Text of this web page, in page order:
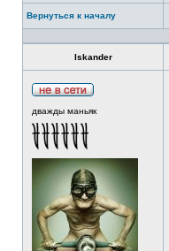
Вернуться к началу
Iskander
дважды маньяк